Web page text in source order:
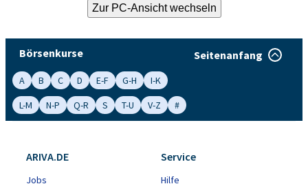
Börsenkurse Seitenanfang
A B C D E-F G-H
I-K
L-M
N-P Q-R S T-U V-Z #
ARIVA.DE
Jobs
Service
Hilfe